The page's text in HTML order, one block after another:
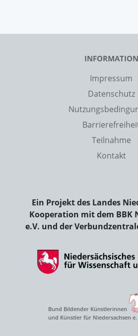
INFORMATION
Impressum
Datenschutz
Teilnahme
Kontakt
Ein Projekt des Landes
Kooperation mit dem BBK
e.V. und der
Bund Bildender Künstlerinnen
und Künstler für Niedersachsen e.